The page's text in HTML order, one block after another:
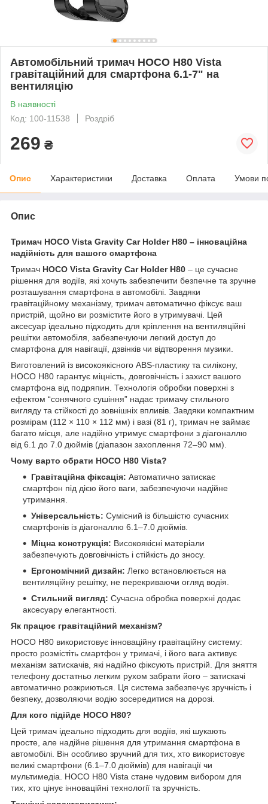
Автомобільний тримач HOCO H80 Vista
гравітаційний для смартфона 6.1-7" на
вентиляцію
В наявності
Код: 100-11538
Роздріб
269 ₴
Опис Характеристики Доставка Оплата Умови
Опис
Тримач HOCO Vista Gravity Car Holder H80 – інноваційна
надійність для вашого смартфона
Тримач HOCO Vista Gravity Car Holder H80 – це сучасне
рішення для водіїв, які хочуть забезпечити безпечне та зручне
розташування смартфона в автомобілі. Завдяки
гравітаційному механізму, тримач автоматично фіксує ваш
пристрій, щойно ви розмістите його в утримувачі. Цей
аксесуар ідеально підходить для кріплення на вентиляційні
решітки автомобіля, забезпечуючи легкий доступ до
смартфона для навігації, дзвінків чи відтворення музики.
Виготовлений із високоякісного ABS-пластику та силікону,
HOCO H80 гарантує міцність, довговічність і захист вашого
смартфона від подряпин. Технологія обробки поверхні з
ефектом “сонячного сушіння” надає тримачу стильного
вигляду та стійкості до зовнішніх впливів. Завдяки компактним
розмірам (112 × 110 × 112 мм) і вазі (81 г), тримач не займає
багато місця, але надійно утримує смартфони з діагоналлю
від 6.1 до 7.0 дюймів (діапазон захоплення 72–90 мм).
Чому варто обрати HOCO H80 Vista?
Гравітаційна фіксація: Автоматично затискає
смартфон під дією його ваги, забезпечуючи надійне
утримання.
Універсальність: Сумісний із більшістю сучасних
смартфонів із діагоналлю 6.1–7.0 дюймів.
Міцна конструкція: Високоякісні матеріали
забезпечують довговічність і стійкість до зносу.
Ергономічний дизайн: Легко встановлюється на
вентиляційну решітку, не перекриваючи огляд водія.
Стильний вигляд: Сучасна обробка поверхні додає
аксесуару елегантності.
Як працює гравітаційний механізм?
HOCO H80 використовує інноваційну гравітаційну систему:
просто розмістіть смартфон у тримачі, і його вага активує
механізм затискачів, які надійно фіксують пристрій. Для зняття
телефону достатньо легким рухом забрати його – затискачі
автоматично розкриються. Ця система забезпечує зручність і
безпеку, дозволяючи водію зосередитися на дорозі.
Для кого підійде HOCO H80?
Цей тримач ідеально підходить для водіїв, які шукають
просте, але надійне рішення для утримання смартфона в
автомобілі. Він особливо зручний для тих, хто використовує
великі смартфони (6.1–7.0 дюймів) для навігації чи
мультимедіа. HOCO H80 Vista стане чудовим вибором для
тих, хто цінує інноваційні технології та зручність.